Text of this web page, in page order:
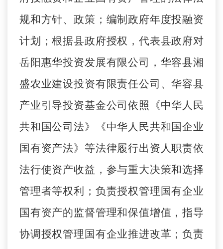
规和方针、政策；编制政府年度投融资
计划；根据县政府授权，代表县政府对
岳阳惠华投资发展有限公司，华容县湘
盛农业建设投资有限责任公司、华容县
产业引导投资基金公司依照《中华人民
共和国公司法》《中华人民共和国企业
国有资产法》等法律履行出资人职责依
法行使资产收益，参与重大决策和选择
管理者等权利；负责授权管理国有企业
国有资产的监督管理和保值增值，指导
协调授权管理国有企业推进改革；负责